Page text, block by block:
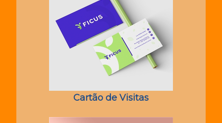
Cartão de Visitas